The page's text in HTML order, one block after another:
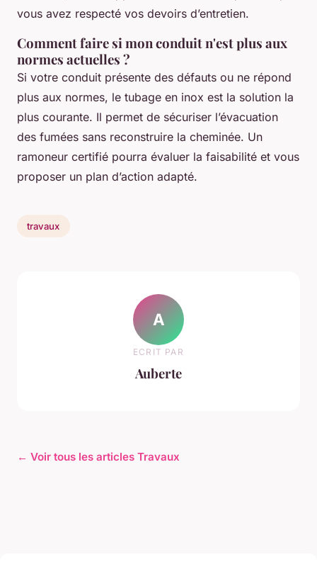
vous avez respecté vos devoirs d’entretien.
Comment faire si mon conduit n'est plus aux
normes actuelles ?
Si votre conduit présente des défauts ou ne répond
plus aux normes, le tubage en inox est la solution la
plus courante. Il permet de sécuriser l’évacuation
des fumées sans reconstruire la cheminée. Un
ramoneur certifié pourra évaluer la faisabilité et vous
proposer un plan d’action adapté.
travaux
A
ECRIT PAR
Auberte
← Voir tous les articles Travaux